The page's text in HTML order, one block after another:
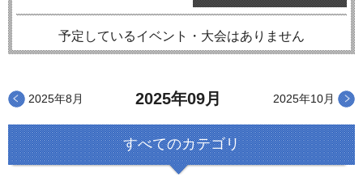
予定しているイベント・大会はありません
2025年8月 2025年10月
2025年09月
すべてのカテゴリ